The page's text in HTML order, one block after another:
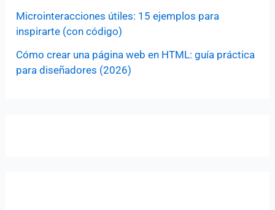
Microinteracciones útiles: 15 ejemplos para
inspirarte (con código)
Cómo crear una página web en HTML: guía práctica
para diseñadores (2026)